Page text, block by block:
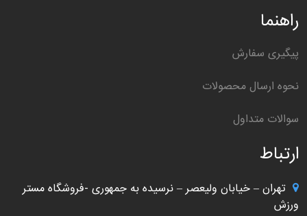
راهنما
پیگیری سفارش
نحوه ارسال محصولات
سوالات متداول
ارتباط
تهران – خیابان ولیعصر – نرسیده به جمهوری -فروشگاه مستر
ورزش